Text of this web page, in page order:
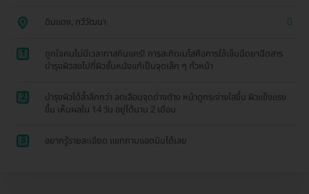
ดินแดง, ทวีวัฒนา
1
ถูกใจคนไม่มีเวลาทาสกินแคร์! การสะกิดเมโสคือการใช้เข็มฉีดยาฉีดสาร
บำรุงผิวลงไปที่ผิวชั้นหนังแท้เป็นจุดเล็ก ๆ ทั่วหน้า
2
บำรุงผิวได้ล้ำลึกกว่า ลดเลือนจุดด่างดำง หน้าดูกระจ่างใสขึ้น ผิวแข็งแรง
ขึ้น เห็นผลใน 14 วัน อยู่ได้นาน 2 เดือน
3 อยากรู้รายละเอียด แชทถามแอดมินได้เลย